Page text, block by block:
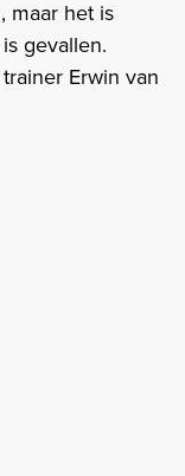
maar het is
gevallen.
Erwin van